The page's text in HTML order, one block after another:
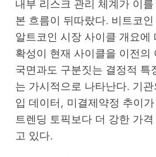
내부 리스크 관리 체계가 이
본 흐름이 뒤따랐다. 비트코
알트코인 시장 사이클 개요에
확성이 현재 사이클을 이전의
국면과도 구분짓는 결정적 특
는 가시적으로 나타난다. 기관
입 데이터, 미결제약정 추이
트렌딩 토픽보다 더 강한 가
고 있다.